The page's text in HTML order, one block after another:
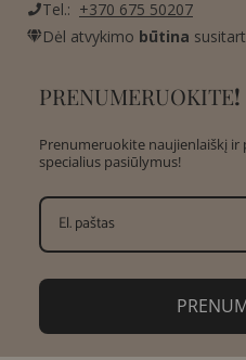
Tel.: +370 675 50207
Dėl atvykimo būtina
PRENUMERUOKITE!
Prenumeruokite naujienlaiškį ir
specialius pasiūlymus!